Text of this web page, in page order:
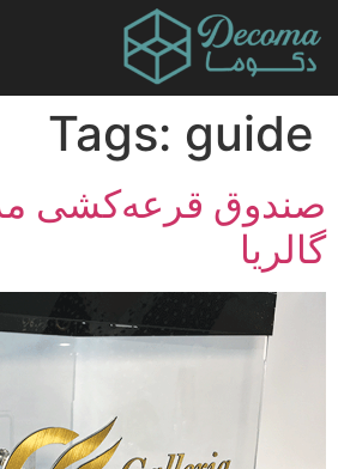
Tags: guide
صندوق قرعه‌کشی
گالریا